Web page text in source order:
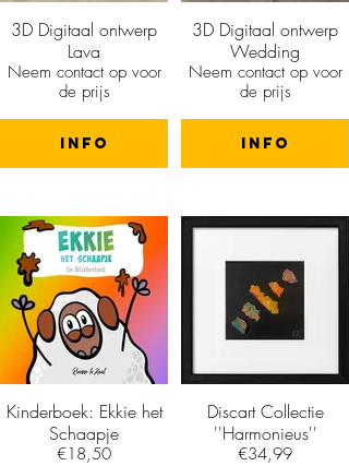
3D Digitaal ontwerp
Lava
Neem contact op voor
de prijs
info
3D Digitaal ontwerp
Wedding
Neem contact op voor
de prijs
info
Kinderboek: Ekkie het
Schaapje
€18,50
Discart Collectie
''Harmonieus''
€34,99